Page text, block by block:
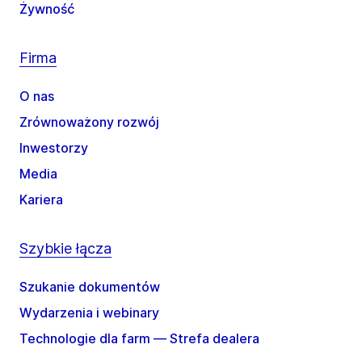
Żywność
Firma
O nas
Zrównoważony rozwój
Inwestorzy
Media
Kariera
Szybkie łącza
Szukanie dokumentów
Wydarzenia i webinary
Technologie dla farm — Strefa dealera